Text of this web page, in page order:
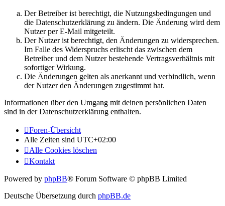
Der Betreiber ist berechtigt, die Nutzungsbedingungen und
die Datenschutzerklärung zu ändern. Die Änderung wird dem
Nutzer per E-Mail mitgeteilt.
Der Nutzer ist berechtigt, den Änderungen zu widersprechen.
Im Falle des Widerspruchs erlischt das zwischen dem
Betreiber und dem Nutzer bestehende Vertragsverhältnis mit
sofortiger Wirkung.
Die Änderungen gelten als anerkannt und verbindlich, wenn
der Nutzer den Änderungen zugestimmt hat.
Informationen über den Umgang mit deinen persönlichen Daten
sind in der Datenschutzerklärung enthalten.
Foren-Übersicht
Alle Zeiten sind UTC+02:00
Alle Cookies löschen
Kontakt
Powered by phpBB® Forum Software © phpBB Limited
Deutsche Übersetzung durch phpBB.de